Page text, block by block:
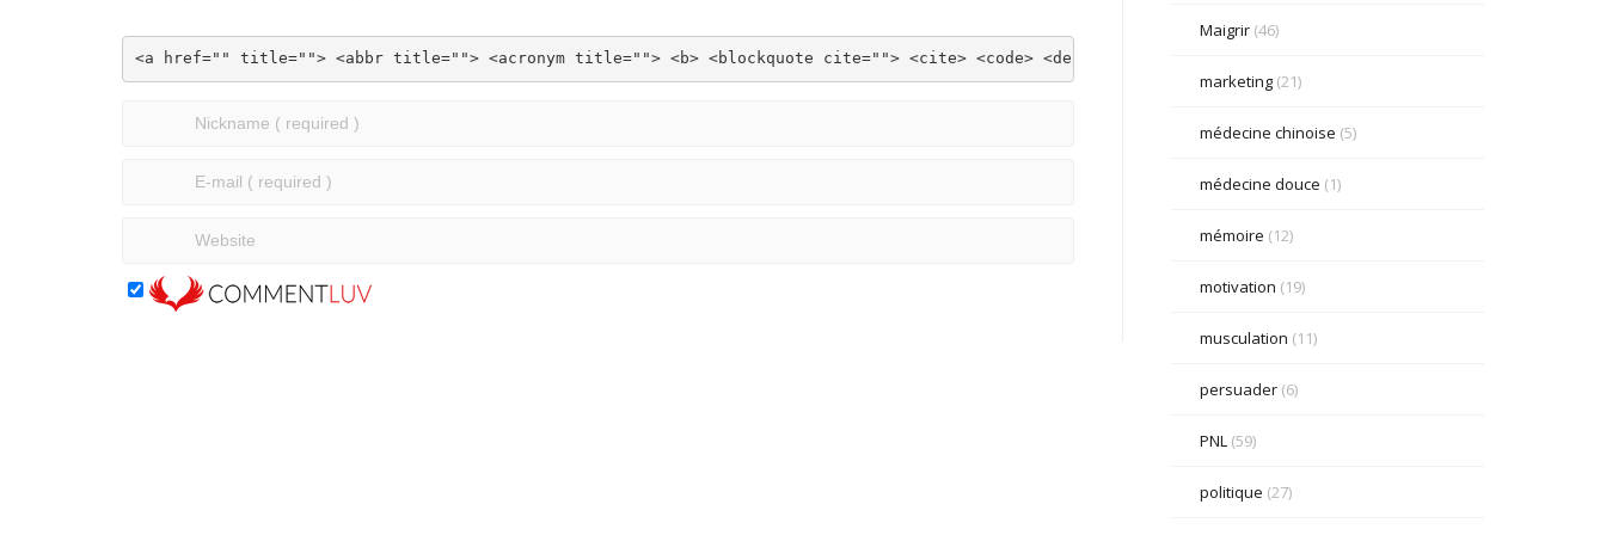
<a href="" title=""> <abbr title=""> <acronym title=""> <b> <blockquote cite=""> <cite> <code> <del datetime=""> <em> <i> <q cite=""> <strike> <strong>
Maigrir(46)
marketing(21)
médecine chinoise (5)
médecine douce (1)
mémoire (12)
motivation (19)
musculation (11)
persuader(6)
PNL (59)
politique (27)